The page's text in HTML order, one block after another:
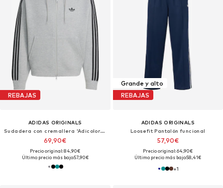
REBAJAS
ADIDAS ORIGINALS
Sudadera con cremallera 'Adicolor Spacer'
69,90€
Precio original: 84,90€
Último precio más bajo:57,90€
Grande y alto
REBAJAS
ADIDAS ORIGINALS
Loosefit Pantalón funcional
57,90€
Precio original: 64,90€
Último precio más bajo:58,41€
+1